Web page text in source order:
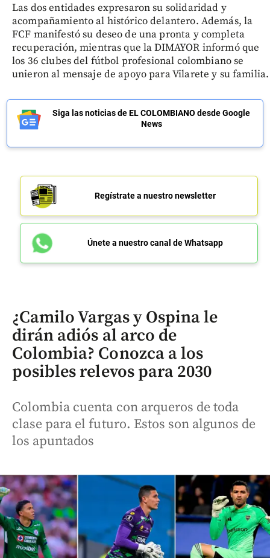
Las dos entidades expresaron su solidaridad y
acompañamiento al histórico delantero. Además, la
FCF manifestó su deseo de una pronta y completa
recuperación, mientras que la DIMAYOR informó que
los 36 clubes del fútbol profesional colombiano se
unieron al mensaje de apoyo para Vilarete y su familia.
Siga las noticias de EL COLOMBIANO desde Google
News
Regístrate a nuestro newsletter
Únete a nuestro canal de Whatsapp
¿Camilo Vargas y Ospina le
dirán adiós al arco de
Colombia? Conozca a los
posibles relevos para 2030
Colombia cuenta con arqueros de toda
clase para el futuro. Estos son algunos de
los apuntados